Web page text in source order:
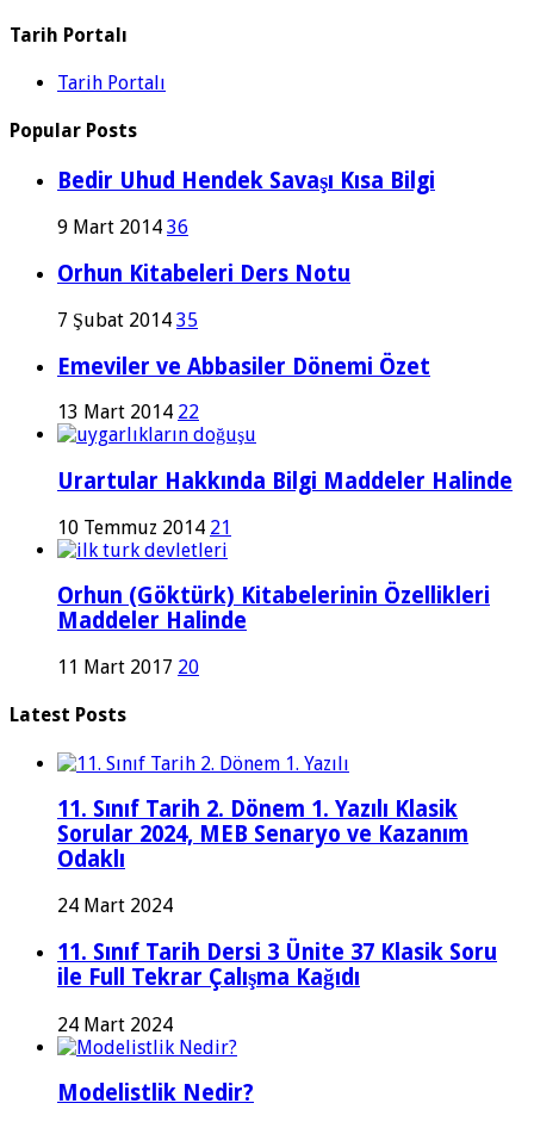
Tarih Portalı
Tarih Portalı
Popular Posts
Bedir Uhud Hendek Savaşı Kısa Bilgi
9 Mart 2014 36
Orhun Kitabeleri Ders Notu
7 Şubat 2014 35
Emeviler ve Abbasiler Dönemi Özet
13 Mart 2014 22
Urartular Hakkında Bilgi Maddeler Halinde
10 Temmuz 2014 21
Orhun (Göktürk) Kitabelerinin Özellikleri
Maddeler Halinde
11 Mart 2017 20
Latest Posts
11. Sınıf Tarih 2. Dönem 1. Yazılı Klasik
Sorular 2024, MEB Senaryo ve Kazanım
Odaklı
24 Mart 2024
11. Sınıf Tarih Dersi 3 Ünite 37 Klasik Soru
ile Full Tekrar Çalışma Kağıdı
24 Mart 2024
Modelistlik Nedir?